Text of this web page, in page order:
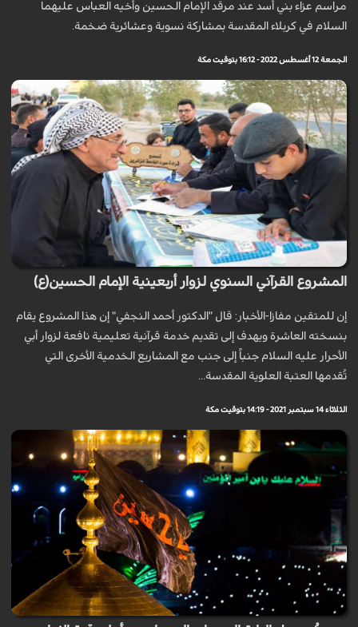
مراسم عزاء بني أسد عند مرقد الإمام الحسين وأخيه العباس عليهما
السلام في كربلاء المقدسة بمشاركة نسوية وعشائرية ضخمة.
الجمعة 12 أغسطس 2022 - 16:12 بتوقيت مكة
المشروع القرآني السنوي لزوار أربعينية الإمام الحسين(ع)
إن للمتقين مفازا-الأخبار: قال "الدكتور أحمد النجفي" إن هذا المشروع يقام
بنسخته العاشرة ويهدف إلى تقديم خدمة قرآنية تعليمية نافعة لزوار أبي
الأحرار عليه السلام جنباً إلى جنب مع المشاريع الخدمية الأخرى التي
تُقدمها العتبة العلوية المقدسة...
الثلاثاء 14 سبتمبر 2021 - 14:19 بتوقيت مكة